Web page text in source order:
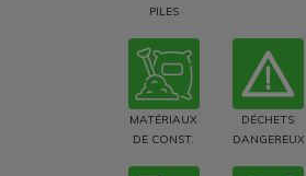
PILES
MATÉRIAUX
DE CONST.
DÉCHETS
DANGEREUX